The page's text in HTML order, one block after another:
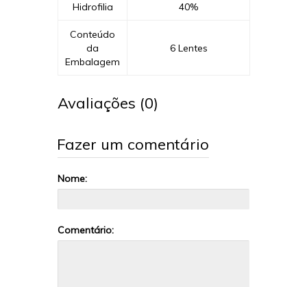
Hidrofilia 40%
Conteúdo
da
Embalagem
6 Lentes
Avaliações (0)
Fazer um comentário
Nome:
Comentário: